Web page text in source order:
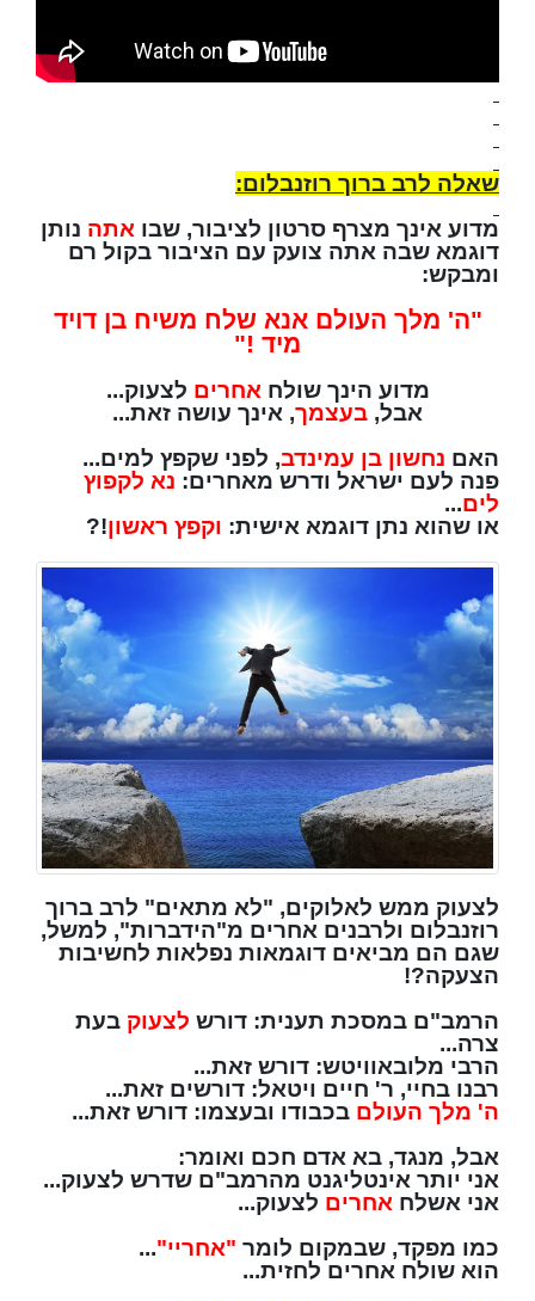
שאלה לרב ברוך רוזנבלום:
מדוע אינך מצרף סרטון לציבור, שבו אתה נותן
דוגמא שבה אתה צועק עם הציבור בקול רם
ומבקש:
"ה' מלך העולם אנא שלח משיח בן דויד
מיד !"
מדוע הינך שולח אחרים לצעוק...
אבל, בעצמך, אינך עושה זאת...
האם נחשון בן עמינדב, לפני שקפץ למים...
פנה לעם ישראל ודרש מאחרים: נא לקפוץ
לים...
או שהוא נתן דוגמא אישית: וקפץ ראשון!?
לצעוק ממש לאלוקים, "לא מתאים" לרב ברוך
רוזנבלום ולרבנים אחרים מ"הידברות", למשל,
שגם הם מביאים דוגמאות נפלאות לחשיבות
הצעקה?!
הרמב"ם במסכת תענית: דורש לצעוק בעת
צרה...
הרבי מלובאוויטש: דורש זאת...
רבנו בחיי, ר' חיים ויטאל: דורשים זאת...
ה' מלך העולם בכבודו ובעצמו: דורש זאת...
אבל, מנגד, בא אדם חכם ואומר:
אני יותר אינטליגנט מהרמב"ם שדרש לצעוק...
אני אשלח אחרים לצעוק...
כמו מפקד, שבמקום לומר "אחריי"...
הוא שולח אחרים לחזית...